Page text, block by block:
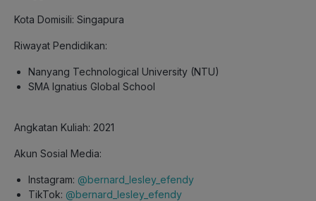
Kota Domisili: Singapura
Riwayat Pendidikan:
Nanyang Technological University (NTU)
SMA Ignatius Global School
Angkatan Kuliah: 2021
Akun Sosial Media:
Instagram: @bernard_lesley_efendy
TikTok: @bernard_lesley_efendy